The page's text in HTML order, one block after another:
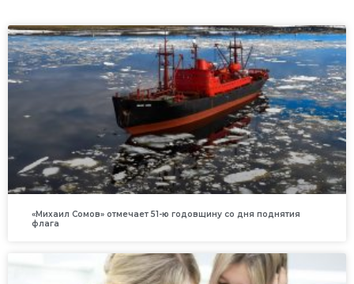
«Михаил Сомов» отмечает 51-ю годовщину со дня поднятия
флага